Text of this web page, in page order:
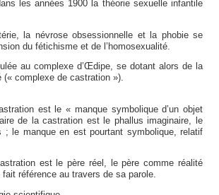
les années 1900 la théorie sexuelle infantile
la névrose obsessionnelle et la phobie se
du fétichisme et de l’homosexualité.
au complexe d’Œdipe, se dotant alors de la
(« complexe de castration »).
est le « manque symbolique d’un objet
de la castration est le phallus imaginaire, le
; le manque en est pourtant symbolique, relatif
est le père réel, le père comme réalité
référence au travers de sa parole.